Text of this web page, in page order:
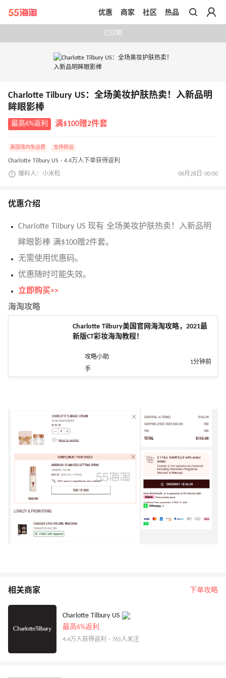
带你去官网买正品
优惠 商家 社区 热品
已过期
Charlotte Tilbury US：全场美妆护肤热卖！入新品明
眸眼影棒
最高6%返利 满$100赠2件套
美国境内免运费 支持转运
Charlotte Tilbury US · 4.4万人下单获得返利
爆料人：小米粒 06月28日 00:00
优惠介绍
Charlotte Tilbury US 现有 全场美妆护肤热卖！入新品明
眸眼影棒 满$100赠2件套。
无需使用优惠码。
优惠随时可能失效。
立即购买>>
海淘攻略
Charlotte Tilbury美国官网海淘攻略，2021最
新版CT彩妆海淘教程！
攻略小助
手
1分钟前
相关商家 下单攻略
Charlotte Tilbury US
最高6%返利
4.4万人获得返利 · 765人关注